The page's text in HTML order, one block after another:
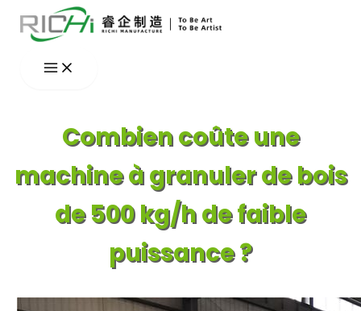
Aller
au
Combien coûte une
machine à granuler de bois
de 500 kg/h de faible
puissance ?